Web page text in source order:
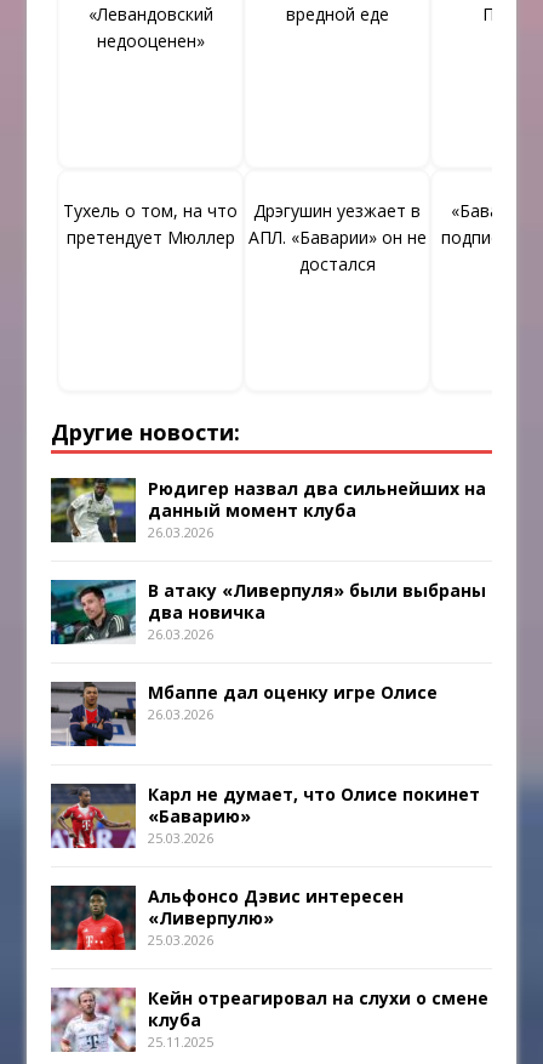
«Левандовский
недооценен»
вредной еде
Тухель о том, на что
претендует Мюллер
Дрэгушин уезжает в
АПЛ. «Баварии» он не
достался
подписать
Другие новости:
Рюдигер назвал два сильнейших на
данный момент клуба
26.03.2026
В атаку «Ливерпуля» были выбраны
два новичка
26.03.2026
Мбаппе дал оценку игре Олисе
26.03.2026
Карл не думает, что Олисе покинет
«Баварию»
25.03.2026
Альфонсо Дэвис интересен
«Ливерпулю»
25.03.2026
Кейн отреагировал на слухи о смене
клуба
25.11.2025